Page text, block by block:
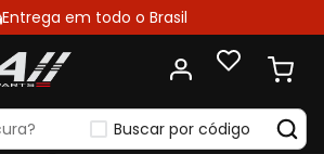
Entrega em todo o Brasil
Buscar por código